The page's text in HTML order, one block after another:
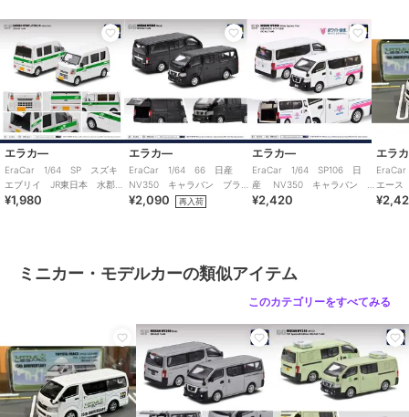
エラカ―
EraCar 1/64 SP スズキ
エブリイ JR東日本 水郡線
営業所（日本限定）
¥1,980
エラカ―
EraCar 1/64 66 日産
NV350 キャラバン ブラッ
ク
¥2,090 再入荷
エラカ―
EraCar 1/64 SP106 日
産 NV350 キャラバン
ホワイト急便 ホワイト
¥2,420
エラ
エー
15th
ミニカー・モデルカーの類似アイテム
このカテゴリーをすべてみる